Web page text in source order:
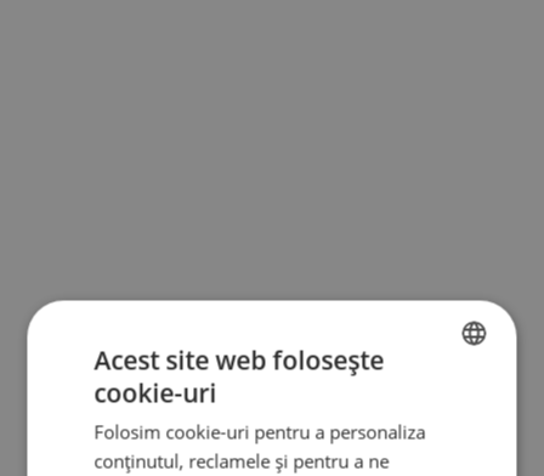
ENGLISH
Acest site web folosește
cookie-uri
Folosim cookie-uri pentru a personaliza
conținutul, reclamele și pentru a ne